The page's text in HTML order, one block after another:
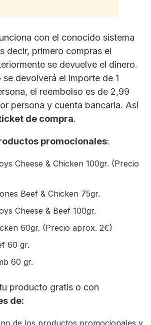
con el conocido sistema
decir, primero compras el
se devuelve el dinero.
devolverá el importe de 1
el reembolso es de 2,99
persona y cuenta bancaria. Así
de compra.
promocionales:
Cheese & Chicken 100gr. (Precio
Beef & Chicken 75gr.
Cheese & Beef 100gr.
60gr. (Precio aprox. 2€)
60 gr.
60 gr.
producto gratis o con
de: